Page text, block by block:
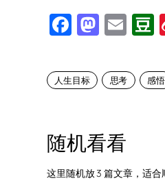
人生目标 思考 感悟
随机看看
这里随机放 3 篇文章，适合